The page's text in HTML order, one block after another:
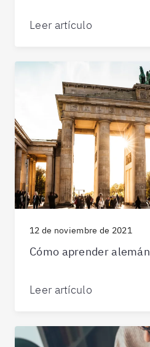
Leer artículo
12 de noviembre de 2021
Cómo aprender alemán
Leer artículo